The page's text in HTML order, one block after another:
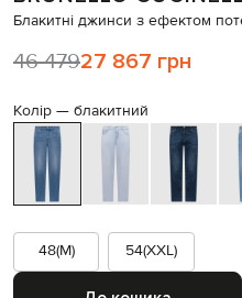
Схожі товари
Блакитні джинси з ефектом
46 47927 867 грн
Колір — блакитний
48(M)
54(XXL)